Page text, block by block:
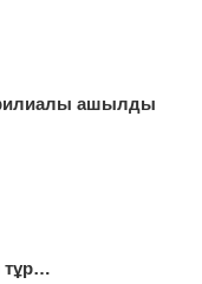
ашылды
тұр…